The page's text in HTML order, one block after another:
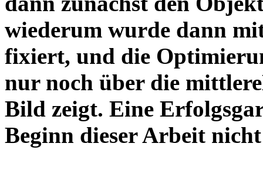
wiederum wurde dann
fixiert, und die
nur noch über die
Bild zeigt. Eine
Beginn dieser Arbeit